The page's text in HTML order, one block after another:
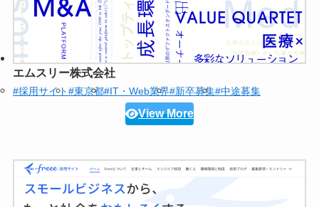
エムスリー株式会社
#採用サイト#東京都#IT・Web業界#新卒募集#中途募集
View More